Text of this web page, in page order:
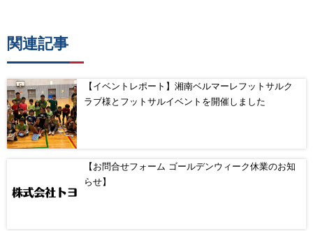
関連記事
【イベントレポート】湘南ベルマーレフットサルク
ラブ様とフットサルイベントを開催しました
【お問合せフォーム ゴールデンウィーク休業のお知
らせ】